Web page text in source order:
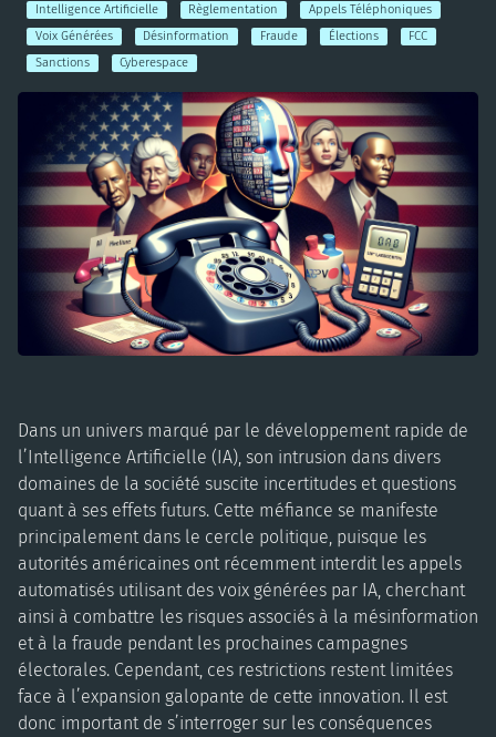
Intelligence Artificielle Règlementation
Appels Téléphoniques
Voix Générées
Désinformation Fraude Élections
FCC
Sanctions
Cyberespace
Dans un univers marqué par le développement rapide de
l’Intelligence Artificielle (IA), son intrusion dans divers
domaines de la société suscite incertitudes et questions
quant à ses effets futurs. Cette méfiance se manifeste
principalement dans le cercle politique, puisque les
autorités américaines ont récemment interdit les appels
automatisés utilisant des voix générées par IA, cherchant
ainsi à combattre les risques associés à la mésinformation
et à la fraude pendant les prochaines campagnes
électorales. Cependant, ces restrictions restent limitées
face à l’expansion galopante de cette innovation. Il est
donc important de s’interroger sur les conséquences